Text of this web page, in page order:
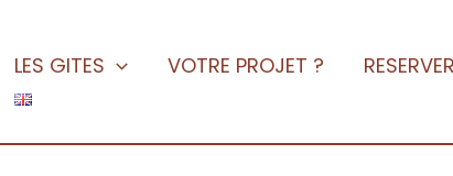
LES GITES VOTRE PROJET ? RESERVER